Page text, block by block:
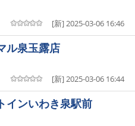
[新] 2025-03-06 16:46
ル泉玉露店
[新] 2025-03-06 16:44
インいわき泉駅前